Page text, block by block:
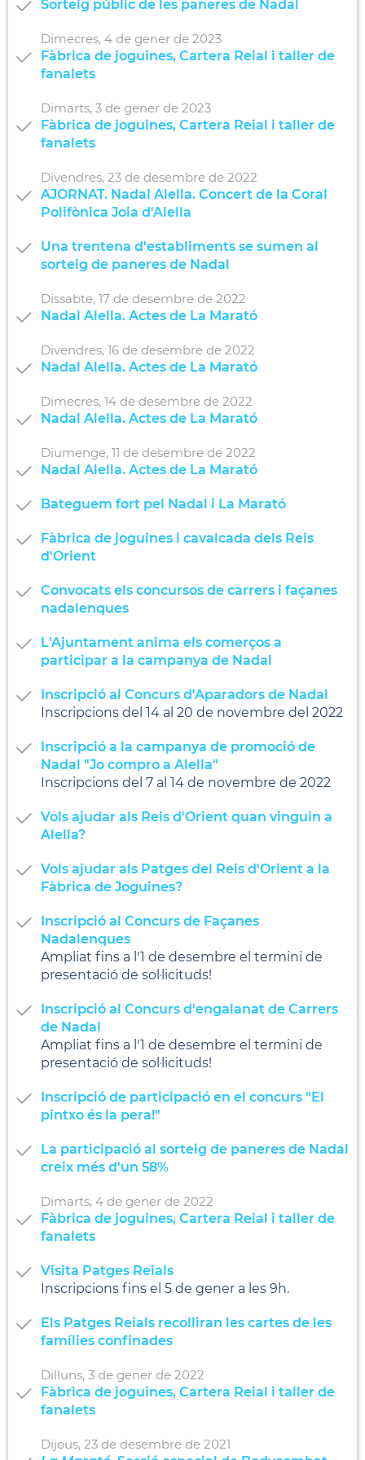
Sorteig públic de les paneres de Nadal
Dimecres, 4 de gener de 2023
Fàbrica de joguines, Cartera Reial i taller de
fanalets
Dimarts, 3 de gener de 2023
Fàbrica de joguines, Cartera Reial i taller de
fanalets
Divendres, 23 de desembre de 2022
AJORNAT. Nadal Alella. Concert de la Coral
Polifònica Joia d'Alella
Una trentena d'establiments se sumen al
sorteig de paneres de Nadal
Dissabte, 17 de desembre de 2022
Nadal Alella. Actes de La Marató
Divendres, 16 de desembre de 2022
Nadal Alella. Actes de La Marató
Dimecres, 14 de desembre de 2022
Nadal Alella. Actes de La Marató
Diumenge, 11 de desembre de 2022
Nadal Alella. Actes de La Marató
Bateguem fort pel Nadal i La Marató
Fàbrica de joguines i cavalcada dels Reis
d'Orient
Convocats els concursos de carrers i façanes
nadalenques
L'Ajuntament anima els comerços a
participar a la campanya de Nadal
Inscripció al Concurs d'Aparadors de Nadal
Inscripcions del 14 al 20 de novembre del 2022
Inscripció a la campanya de promoció de
Nadal "Jo compro a Alella"
Inscripcions del 7 al 14 de novembre de 2022
Vols ajudar als Reis d'Orient quan vinguin a
Alella?
Vols ajudar als Patges del Reis d'Orient a la
Fàbrica de Joguines?
Inscripció al Concurs de Façanes
Nadalenques
Ampliat fins a l'1 de desembre el termini de
presentació de sol·licituds!
Inscripció al Concurs d'engalanat de Carrers
de Nadal
Ampliat fins a l'1 de desembre el termini de
presentació de sol·licituds!
Inscripció de participació en el concurs "El
pintxo és la pera!"
La participació al sorteig de paneres de Nadal
creix més d'un 58%
Dimarts, 4 de gener de 2022
Fàbrica de joguines, Cartera Reial i taller de
fanalets
Visita Patges Reials
Inscripcions fins el 5 de gener a les 9h.
Els Patges Reials recolliran les cartes de les
famílies confinades
Dilluns, 3 de gener de 2022
Fàbrica de joguines, Cartera Reial i taller de
fanalets
Dijous, 23 de desembre de 2021